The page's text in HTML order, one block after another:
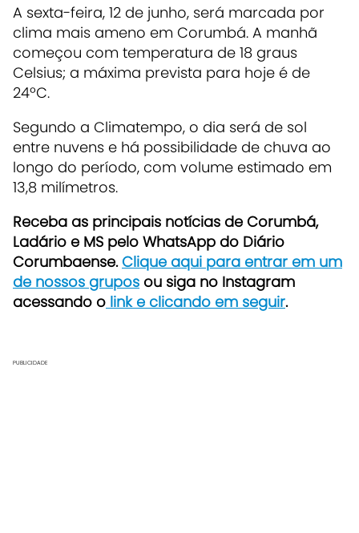
A sexta-feira, 12 de junho, será marcada por
clima mais ameno em Corumbá. A manhã
começou com temperatura de 18 graus
Celsius; a máxima prevista para hoje é de
24ºC.
Segundo a Climatempo, o dia será de sol
entre nuvens e há possibilidade de chuva ao
longo do período, com volume estimado em
13,8 milímetros.
Receba as principais notícias de Corumbá,
Ladário e MS pelo WhatsApp do Diário
Corumbaense.Clique aqui para entrar em um
de nossos grupos ou siga no Instagram
acessando o link e clicando em seguir.
PUBLICIDADE